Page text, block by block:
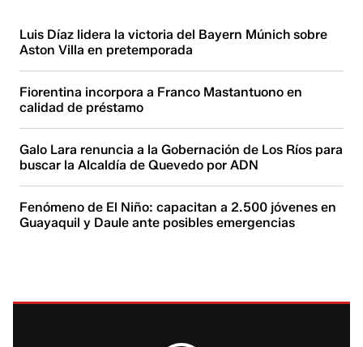
Luis Díaz lidera la victoria del Bayern Múnich sobre
Aston Villa en pretemporada
Fiorentina incorpora a Franco Mastantuono en
calidad de préstamo
Galo Lara renuncia a la Gobernación de Los Ríos para
buscar la Alcaldía de Quevedo por ADN
Fenómeno de El Niño: capacitan a 2.500 jóvenes en
Guayaquil y Daule ante posibles emergencias